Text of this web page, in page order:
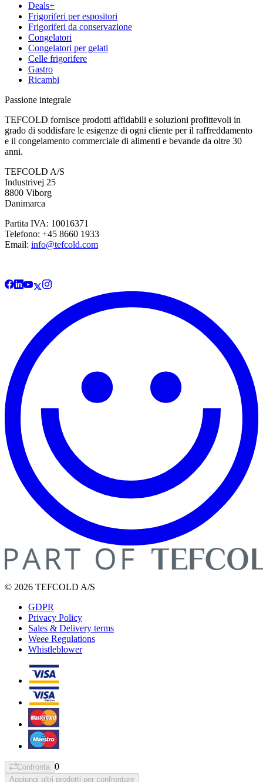
Deals+
Frigoriferi per espositori
Frigoriferi da conservazione
Congelatori
Congelatori per gelati
Celle frigorifere
Gastro
Ricambi
Passione integrale
TEFCOLD fornisce prodotti affidabili e soluzioni profittevoli in
grado di soddisfare le esigenze di ogni cliente per il raffreddamento
e il congelamento commerciale di alimenti e bevande da oltre 30
anni.
TEFCOLD A/S
Industrivej 25
8800 Viborg
Danimarca
Partita IVA: 10016371
Telefono: +45 8660 1933
Email: info@tefcold.com
© 2026 TEFCOLD A/S
GDPR
Privacy Policy
Sales & Delivery terms
Weee Regulations
Whistleblower
Confronta 0
Aggiungi altri prodotti per confrontare